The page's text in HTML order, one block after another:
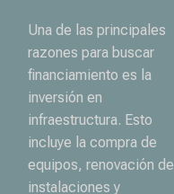
Una de las principales
razones para buscar
financiamiento es la
inversión en
infraestructura. Esto
incluye la compra de
equipos, renovación de
instalaciones y